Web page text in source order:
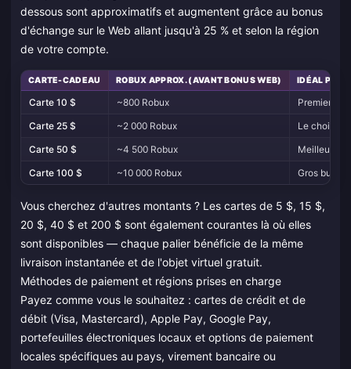
dessous sont approximatifs et augmentent grâce au bonus
d'échange sur le Web allant jusqu'à 25 % et selon la région
de votre compte.
CARTE-CADEAU ROBUX APPROX. (AVANT BONUS WEB) IDÉAL POUR
Carte 10 $ ~800 Robux
Premier
Carte 25 $
~2 000 Robux
Le choix le
Carte 50 $
~4 500 Robux
Meilleur
Carte 100 $
~10 000 Robux Gros
Vous cherchez d'autres montants ? Les cartes de 5 $, 15 $,
20 $, 40 $ et 200 $ sont également courantes là où elles
sont disponibles — chaque palier bénéficie de la même
livraison instantanée et de l'objet virtuel gratuit.
Méthodes de paiement et régions prises en charge
Payez comme vous le souhaitez : cartes de crédit et de
débit (Visa, Mastercard), Apple Pay, Google Pay,
portefeuilles électroniques locaux et options de paiement
locales spécifiques au pays, virement bancaire ou